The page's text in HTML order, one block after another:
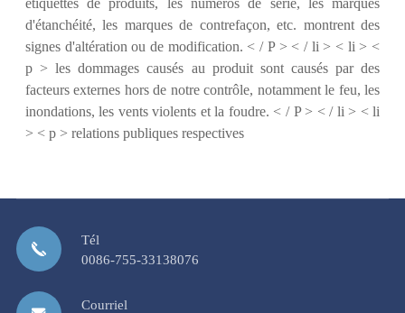
d'étanchéité, les marques de contrefaçon, etc. montrent des
signes d'altération ou de modification. < / P > < / li > < li > <
p > les dommages causés au produit sont causés par des
facteurs externes hors de notre contrôle, notamment le feu, les
inondations, les vents violents et la foudre. < / P > < / li > < li
> < p > relations publiques respectives
Tél
0086-755-33138076
Courriel